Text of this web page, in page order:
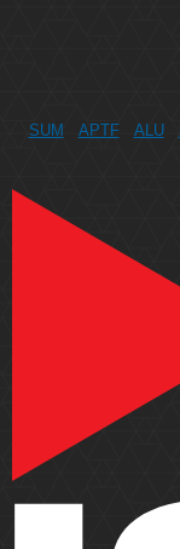
SUM APTF ALU